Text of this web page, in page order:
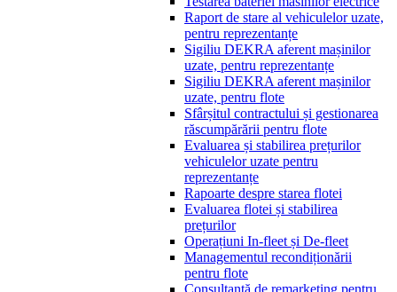
Raport de stare al vehiculelor uzate,
pentru reprezentanțe
Sigiliu DEKRA aferent mașinilor
uzate, pentru reprezentanțe
Sigiliu DEKRA aferent mașinilor
uzate, pentru flote
Sfârșitul contractului și gestionarea
răscumpărării pentru flote
Evaluarea și stabilirea prețurilor
vehiculelor uzate pentru
reprezentanțe
Rapoarte despre starea flotei
Evaluarea flotei și stabilirea
prețurilor
Operațiuni In-fleet și De-fleet
Managementul recondiționării
pentru flote
Consultanță de remarketing pentru